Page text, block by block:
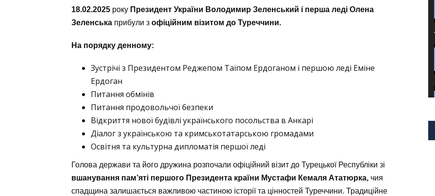
18.02.2025 року Президент України Володимир Зеленський і перша леді Олена
Зеленська прибули з офіційним візитом до Туреччини.
На порядку денному:
Зустрічі з Президентом Реджепом Таїпом Ердоганом і першою леді Еміне
Ердоган
Питання обмінів
Питання продовольчої безпеки
Відкриття нової будівлі українського посольства в Анкарі
Діалог з українською та кримськотатарською громадами
Освітня та культурна дипломатія першої леді
Голова держави та його дружина розпочали офіційний візит до Турецької Республіки зі
вшанування пам’яті першого Президента країни Мустафи Кемаля Ататюрка, чия
спадщина залишається важливою частиною історії та цінностей Туреччини. Традиційне